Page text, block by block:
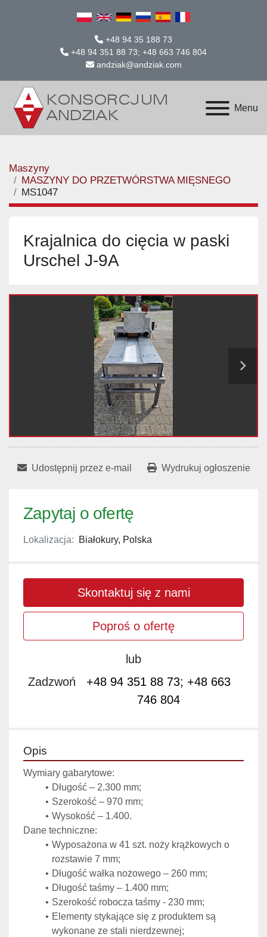
+48 94 35 188 73
+48 94 351 88 73; +48 663 746 804
andziak@andziak.com
Menu
Maszyny
MASZYNY DO PRZETWÓRSTWA MIĘSNEGO
MS1047
Krajalnica do cięcia w paski
Urschel J-9A
Udostępnij przez e-mail Wydrukuj ogłoszenie
Zapytaj o ofertę
Lokalizacja: Białokury, Polska
Skontaktuj się z nami
Poproś o ofertę
lub
Zadzwoń
+48 94 351 88 73; +48 663
746 804
Opis
Wymiary gabarytowe:
Długość – 2.300 mm;
Szerokość – 970 mm;
Wysokość – 1.400.
Dane techniczne:
Wyposażona w 41 szt. noży krążkowych o
rozstawie 7 mm;
Długość wałka nożowego – 260 mm;
Długość taśmy – 1.400 mm;
Szerokość robocza taśmy - 230 mm;
Elementy stykające się z produktem są
wykonane ze stali nierdzewnej;